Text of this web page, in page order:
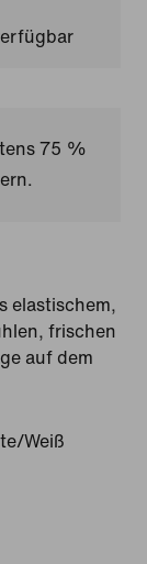
75 %
elastischem,
frischen
auf dem
Weiß